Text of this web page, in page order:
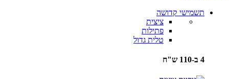
תשמישי קדושה
ציצית
פתילות
טלית גדול
4 ב-110 ש"ח